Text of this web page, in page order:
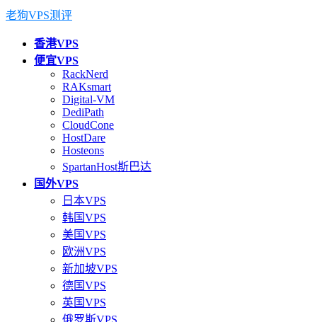
老狗VPS测评
香港VPS
便宜VPS
RackNerd
RAKsmart
Digital-VM
DediPath
CloudCone
HostDare
Hosteons
SpartanHost斯巴达
国外VPS
日本VPS
韩国VPS
美国VPS
欧洲VPS
新加坡VPS
德国VPS
英国VPS
俄罗斯VPS